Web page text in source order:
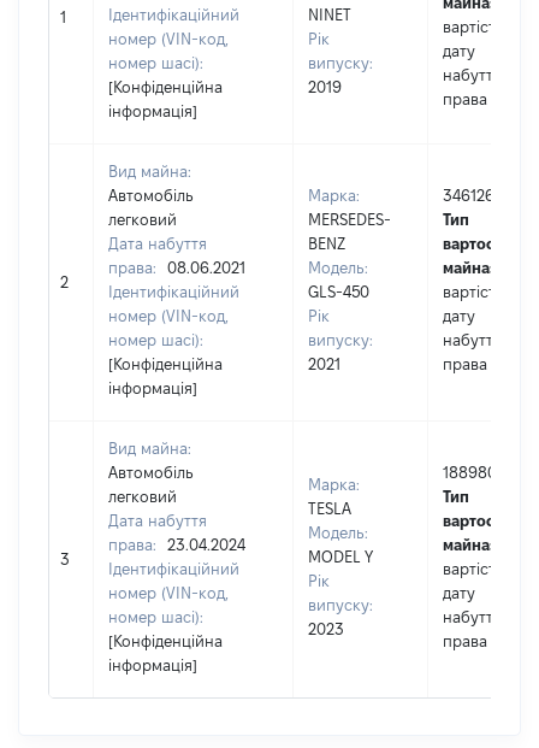
1
Ідентифікаційний
номер (VIN-код,
номер шасі):
[Конфіденційна
інформація]
NINET
Рік
випуску:
2019
вартість на
дату
набуття
права
2
Вид майна:
Автомобіль
легковий
Дата набуття
права:
08.06.2021
Ідентифікаційний
номер (VIN-код,
номер шасі):
[Конфіденційна
інформація]
Марка:
MERSEDES-
BENZ
Модель:
GLS-450
Рік
випуску:
2021
3461267
Тип
вартості
майна:
вартість на
дату
набуття
права
3
Вид майна:
Автомобіль
легковий
Дата набуття
права:
23.04.2024
Ідентифікаційний
номер (VIN-код,
номер шасі):
[Конфіденційна
інформація]
Марка:
TESLA
Модель:
MODEL Y
Рік
випуску:
2023
1889800
Тип
вартості
майна:
вартість на
дату
набуття
права